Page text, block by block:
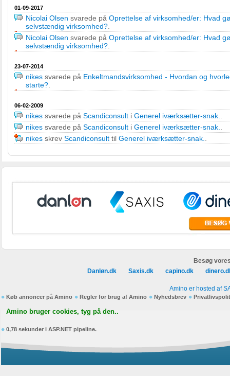
01-09-2017
Nicolai Olsen svarede på Oprettelse af virksomhed/er: Hvad
selvstændig virksomhed?
Nicolai Olsen svarede på Oprettelse af virksomhed/er: Hvad
selvstændig virksomhed?
23-07-2014
nikes svarede på Enkeltmandsvirksomhed - Hvordan og
starte?
06-02-2009
nikes svarede på Scandiconsult i Generel iværksætter-snak.
nikes svarede på Scandiconsult i Generel iværksætter-snak.
nikes skrev Scandiconsult til Generel iværksætter-snak.
Besøg
Danløn.dk
Saxis.dk capino.dk
Amino er hosted af
Køb annoncer på Amino Regler for brug af Amino Nyhedsbrev
Amino bruger cookies, tyg på den..
0,78 sekunder i ASP.NET pipeline.